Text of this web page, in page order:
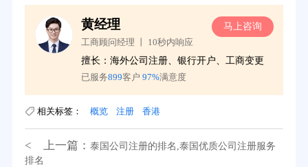
黄经理
工商顾问经理 丨 10秒内响应
擅长：海外公司注册、银行开户、工商变更
已服务899客户 97%满意度
马上咨询
相关标签： 概览 注册 香港
< 上一篇： 泰国公司注册的排名,泰国优质公司注册服务
排名